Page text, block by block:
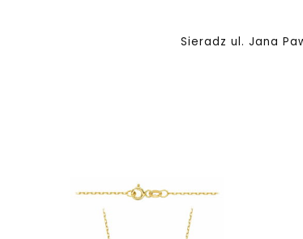
Sieradz ul. Jana